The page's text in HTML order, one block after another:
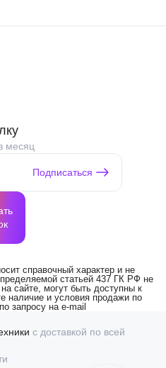
месяц
Подписаться
справочный характер и не
статьей 437 ГК РФ не
сайте, могут быть доступны к
наличие и условия продажи по
запросу на e-mail
с доставкой по всей